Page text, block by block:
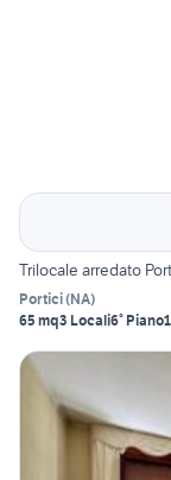
Trilocale arredato
Portici(NA)
65 mq3 Locali6° Piano